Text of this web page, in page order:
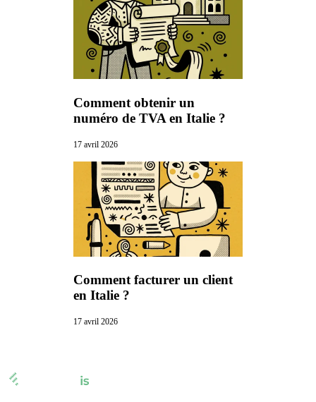
Comment obtenir un
numéro de TVA en Italie ?
17 avril 2026
Comment facturer un client
en Italie ?
17 avril 2026